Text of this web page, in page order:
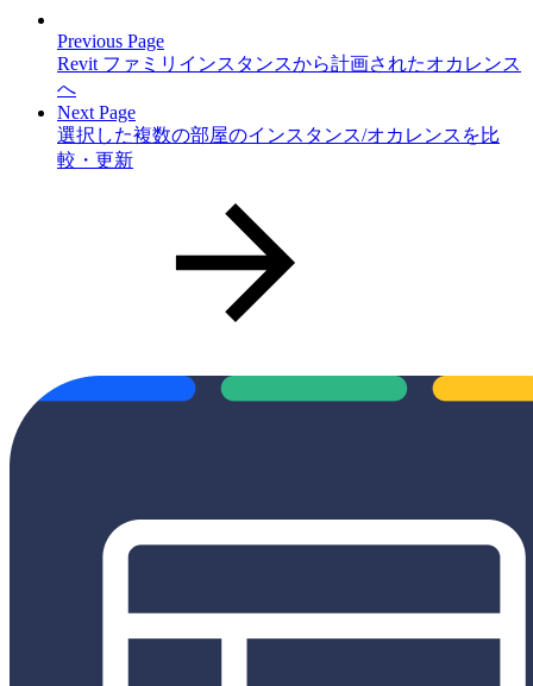
Previous Page
Revit ファミリインスタンスから計画されたオカレンス
へ
Next Page
選択した複数の部屋のインスタンス/オカレンスを比
較・更新